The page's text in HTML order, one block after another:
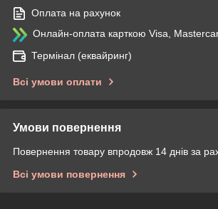
Оплата на рахунок
Онлайн-оплата карткою Visa,
Термінал (еквайринг)
Всі умови оплати
Умови повернення
Повернення товару впродовж 14 днів за
Всі умови повернення